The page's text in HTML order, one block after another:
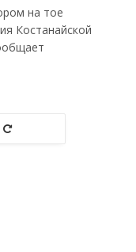
на тое
Костанайской